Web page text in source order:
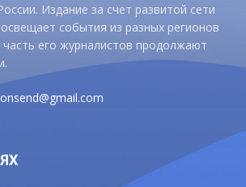
Издание за счет развитой сети
события из разных регионов
его журналистов продолжают